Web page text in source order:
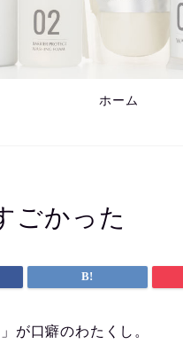
ホーム
ごかった
が口癖のわたくし。